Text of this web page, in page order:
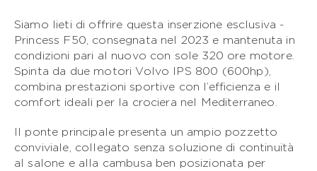
CLASSE F
CLASSE S
CLASSE V
CLASSE C
Siamo lieti di offrire questa inserzione esclusiva -
Princess F50, consegnata nel 2023 e mantenuta in
condizioni pari al nuovo con sole 320 ore motore.
Spinta da due motori Volvo IPS 800 (600hp),
combina prestazioni sportive con l’efficienza e il
comfort ideali per la crociera nel Mediterraneo.
Il ponte principale presenta un ampio pozzetto
conviviale, collegato senza soluzione di continuità
al salone e alla cambusa ben posizionata per